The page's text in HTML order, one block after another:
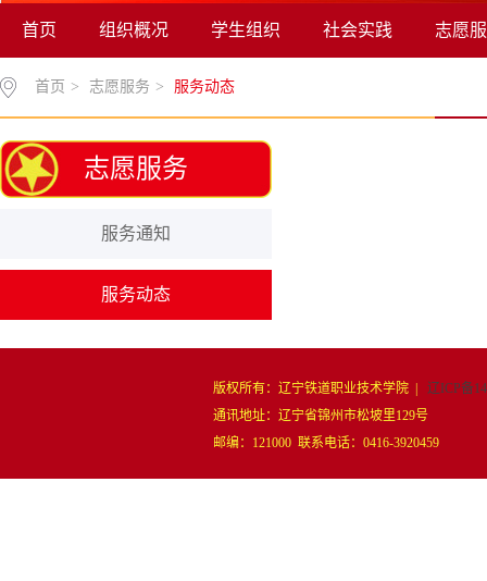
首页 组织概况 学生组织 社会实践 志愿
首页 > 志愿服务 > 服务动态
志愿服务
服务通知
服务动态
版权所有：辽宁铁道职业技术学院 | 辽ICP备
通讯地址：辽宁省锦州市松坡里129号
邮编：121000 联系电话：0416-3920459